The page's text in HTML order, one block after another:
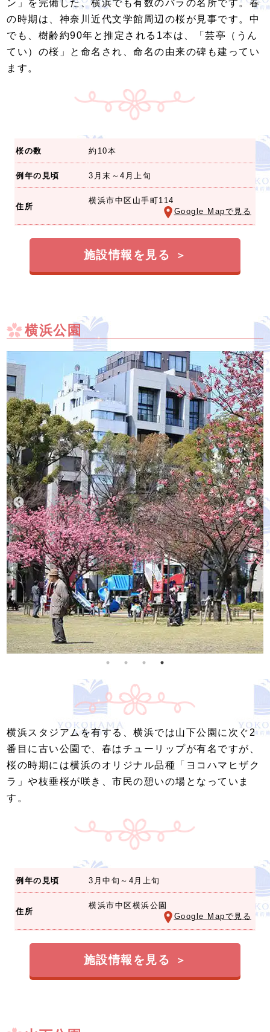
ン」を完備した、横浜でも有数のバラの名所です。春
の時期は、神奈川近代文学館周辺の桜が見事です。中
でも、樹齢約90年と推定される1本は、「芸亭（うん
てい）の桜」と命名され、命名の由来の碑も建ってい
ます。
桜の数 約10本
例年の見頃 3月末～4月上旬
住所
横浜市中区山手町114
Google Mapで見る
施設情報を見る
横浜公園
横浜スタジアムを有する、横浜では山下公園に次ぐ2
番目に古い公園で、春はチューリップが有名ですが、
桜の時期には横浜のオリジナル品種「ヨコハマヒザク
ラ」や枝垂桜が咲き、市民の憩いの場となっていま
す。
例年の見頃 3月中旬～4月上旬
住所
横浜市中区横浜公園
Google Mapで見る
施設情報を見る